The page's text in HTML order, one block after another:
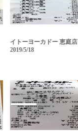
イトーヨーカドー 恵庭店
2019/5/18